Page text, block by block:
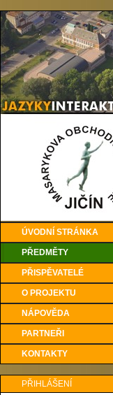
ÚVODNÍ STRÁNKA
PŘEDMĚTY
PŘISPĚVATELÉ
O PROJEKTU
NÁPOVĚDA
PARTNEŘI
KONTAKTY
PŘIHLÁŠENÍ